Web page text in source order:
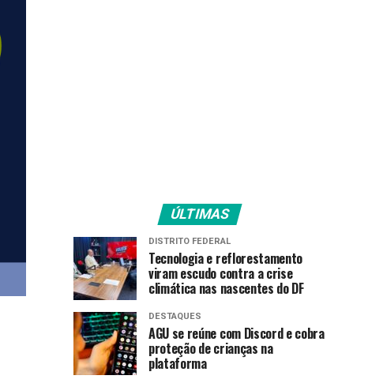
ÚLTIMAS
DISTRITO FEDERAL
Tecnologia e reflorestamento
viram escudo contra a crise
climática nas nascentes do DF
DESTAQUES
AGU se reúne com Discord e cobra
proteção de crianças na
plataforma